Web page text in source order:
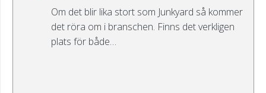
Om det blir lika stort som Junkyard så kommer
det röra om i branschen. Finns det verkligen
plats för både…